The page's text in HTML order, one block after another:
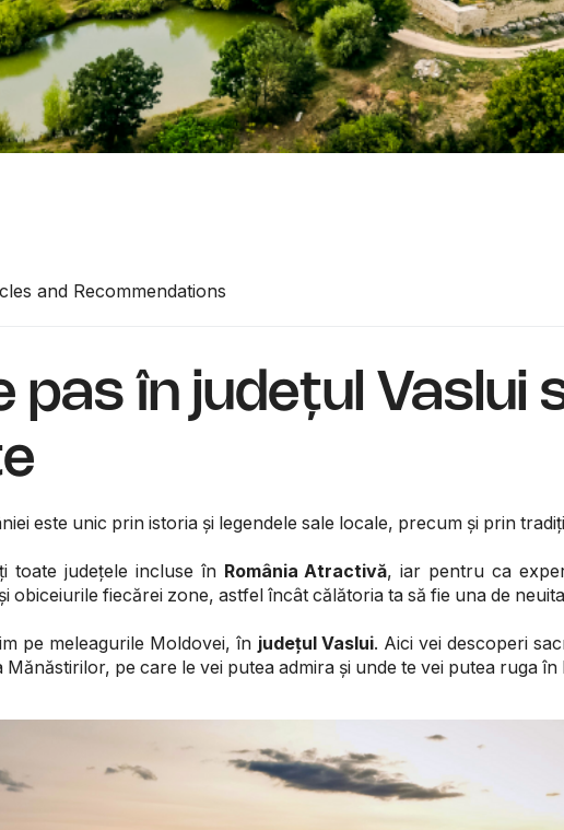
and Recommendations
pas în județul Vaslui
este unic prin istoria și legendele sale locale, precum și prin
toate județele incluse în România Atractivă, iar pentru ca
obiceiurile fiecărei zone, astfel încât călătoria ta să fie una de
pe meleagurile Moldovei, în județul Vaslui. Aici vei descoperi
pe care le vei putea admira și unde te vei putea ruga în